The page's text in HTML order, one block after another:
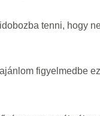
tenni, hogy
figyelmedbe